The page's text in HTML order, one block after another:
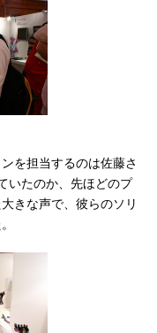
を担当するのは佐藤さ
いたのか、先ほどのプ
きな声で、彼らのソリ